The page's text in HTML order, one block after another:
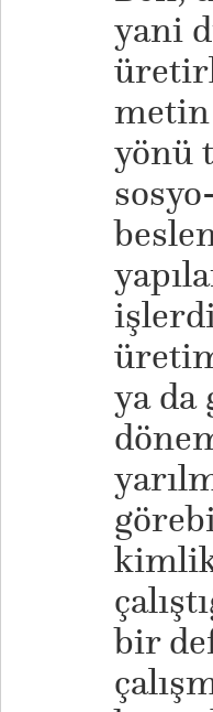
yani
yönü
ya da
bir